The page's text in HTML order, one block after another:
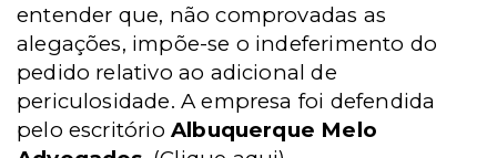
entender que, não comprovadas as
alegações, impõe-se o indeferimento do
pedido relativo ao adicional de
periculosidade. A empresa foi defendida
pelo escritório Albuquerque Melo